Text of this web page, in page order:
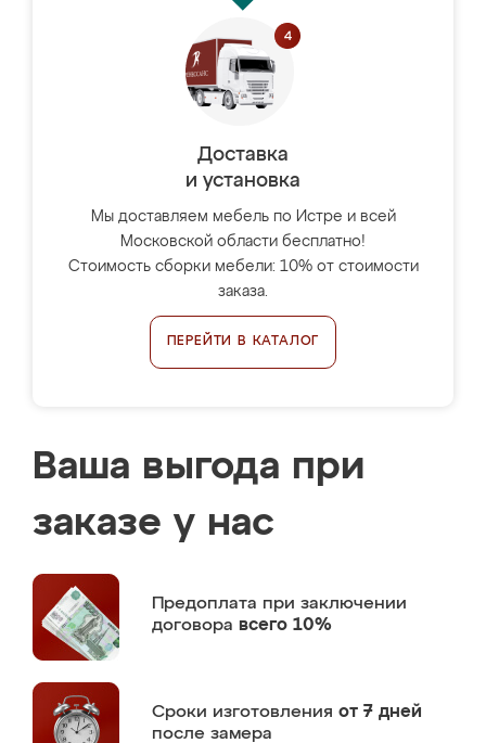
Доставка
и установка
Мы доставляем мебель по Истре и всей
Московской области бесплатно!
Стоимость сборки мебели: 10% от стоимости
заказа.
ПЕРЕЙТИ В КАТАЛОГ
Ваша выгода при
заказе у нас
Предоплата при заключении
договора всего 10%
Сроки изготовления от 7 дней
после замера